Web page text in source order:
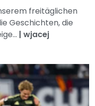
freitäglichen
Geschichten, die
| wjacej